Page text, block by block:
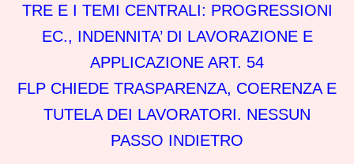
TRE E I TEMI CENTRALI: PROGRESSIONI
EC., INDENNITA’ DI LAVORAZIONE E
APPLICAZIONE ART. 54
FLP CHIEDE TRASPARENZA, COERENZA E
TUTELA DEI LAVORATORI. NESSUN
PASSO INDIETRO